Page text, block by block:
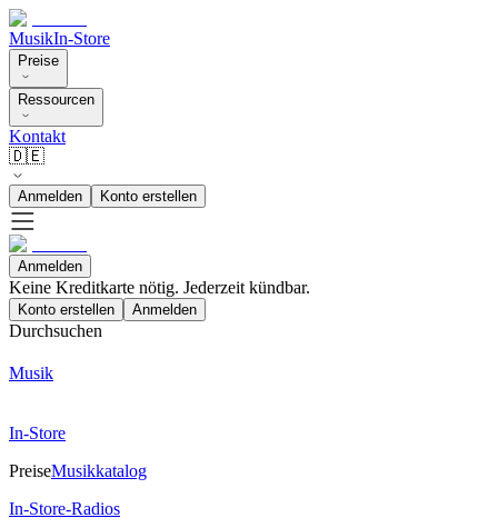
MusikIn-Store
Preise
Ressourcen
Kontakt
🇩🇪
Anmelden Konto erstellen
Anmelden
Keine Kreditkarte nötig. Jederzeit kündbar.
Konto erstellen Anmelden
Durchsuchen
Musik
In-Store
PreiseMusikkatalog
In-Store-Radios